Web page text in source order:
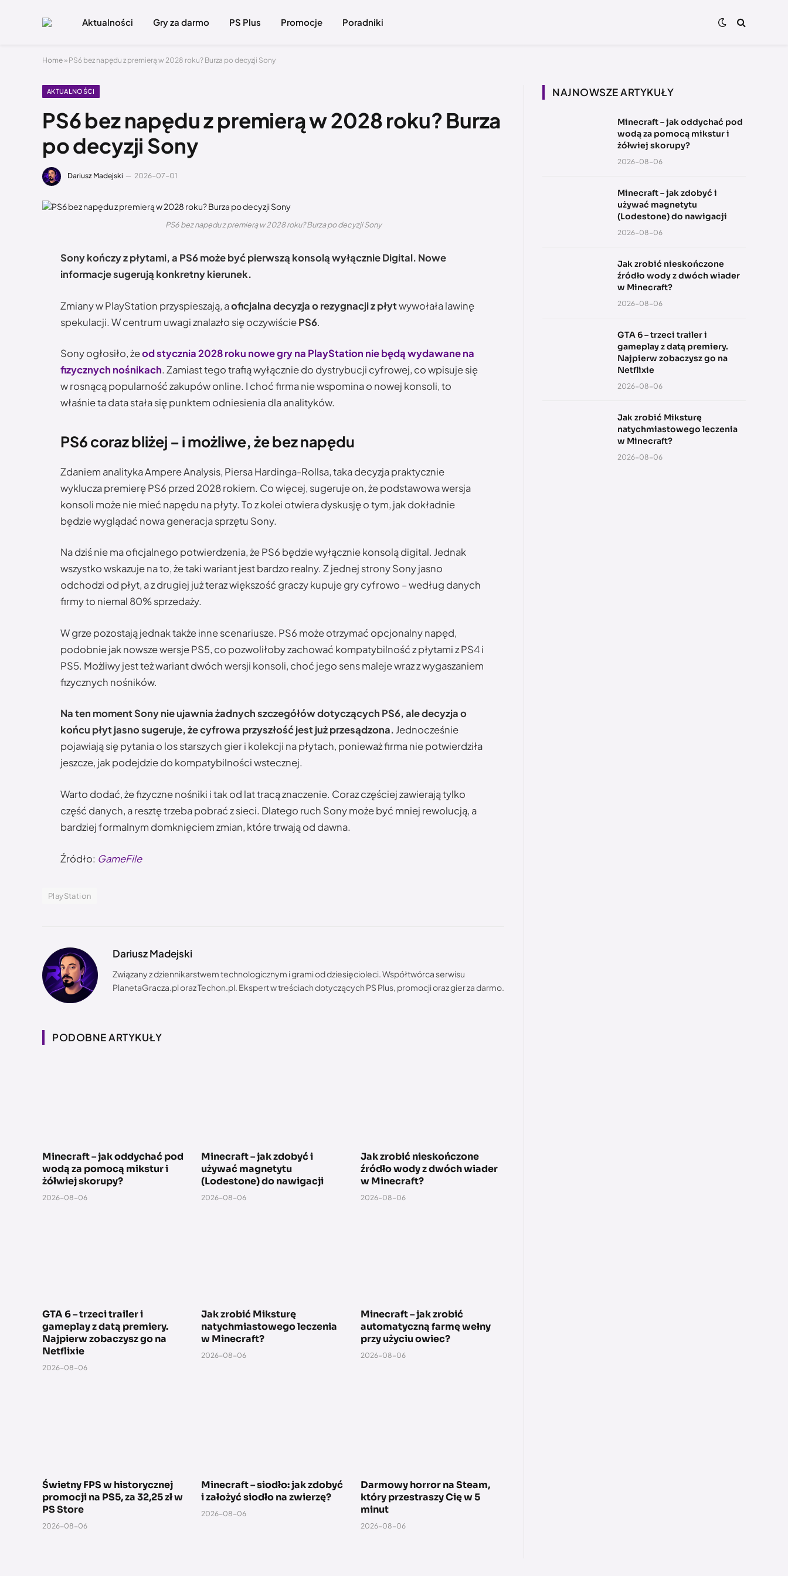
Aktualności Gry za darmo PS Plus Promocje Poradniki
Home » PS6 bez napędu z premierą w 2028 roku? Burza po decyzji Sony
AKTUALNOŚCI
PS6 bez napędu z premierą w 2028 roku? Burza
po decyzji Sony
Dariusz Madejski 2026-07-01
PS6 bez napędu z premierą w 2028 roku? Burza po decyzji Sony
Sony kończy z płytami, a PS6 może być pierwszą konsolą wyłącznie Digital. Nowe
informacje sugerują konkretny kierunek.
Zmiany w PlayStation przyspieszają, aoficjalna decyzja o rezygnacji z płytwywołała lawinę
spekulacji. W centrum uwagi znalazło się oczywiściePS6.
Sony ogłosiło, żeod stycznia 2028 roku nowe gry na PlayStation nie będą wydawane na
fizycznych nośnikach. Zamiast tego trafią wyłącznie do dystrybucji cyfrowej, co wpisuje się
w rosnącą popularność zakupów online. I choć firma nie wspomina o nowej konsoli, to
właśnie ta data stała się punktem odniesienia dla analityków.
PS6 coraz bliżej – i możliwe, że bez napędu
Zdaniem analityka Ampere Analysis, Piersa Hardinga-Rollsa, taka decyzja praktycznie
wyklucza premierę PS6 przed 2028 rokiem. Co więcej, sugeruje on, że podstawowa wersja
konsoli może nie mieć napędu na płyty. To z kolei otwiera dyskusję o tym, jak dokładnie
będzie wyglądać nowa generacja sprzętu Sony.
Na dziś nie ma oficjalnego potwierdzenia, że PS6 będzie wyłącznie konsolą digital. Jednak
wszystko wskazuje na to, że taki wariant jest bardzo realny. Z jednej strony Sony jasno
odchodzi od płyt, a z drugiej już teraz większość graczy kupuje gry cyfrowo – według danych
firmy to niemal 80% sprzedaży.
W grze pozostają jednak także inne scenariusze. PS6 może otrzymać opcjonalny napęd,
podobnie jak nowsze wersje PS5, co pozwoliłoby zachować kompatybilność z płytami z PS4 i
PS5. Możliwy jest też wariant dwóch wersji konsoli, choć jego sens maleje wraz z wygaszaniem
fizycznych nośników.
Na ten moment Sony nie ujawnia żadnych szczegółów dotyczących PS6, ale decyzja o
końcu płyt jasno sugeruje, że cyfrowa przyszłość jest już przesądzona. Jednocześnie
pojawiają się pytania o los starszych gier i kolekcji na płytach, ponieważ firma nie potwierdziła
jeszcze, jak podejdzie do kompatybilności wstecznej.
Warto dodać, że fizyczne nośniki i tak od lat tracą znaczenie. Coraz częściej zawierają tylko
część danych, a resztę trzeba pobrać z sieci. Dlatego ruch Sony może być mniej rewolucją, a
bardziej formalnym domknięciem zmian, które trwają od dawna.
Źródło: GameFile
PlayStation
Dariusz Madejski
Związany z dziennikarstwem technologicznym i grami od dziesięcioleci. Współtwórca serwisu
PlanetaGracza.pl oraz Techon.pl. Ekspert w treściach dotyczących PS Plus, promocji oraz gier za darmo.
PODOBNE ARTYKUŁY
Minecraft – jak oddychać pod
wodą za pomocą mikstur i
żółwiej skorupy?
2026-08-06
Minecraft – jak zdobyć i
używać magnetytu
(Lodestone) do nawigacji
2026-08-06
Jak zrobić nieskończone
źródło wody z dwóch wiader
w Minecraft?
2026-08-06
GTA 6 – trzeci trailer i
gameplay z datą premiery.
Najpierw zobaczysz go na
Netflixie
2026-08-06
Jak zrobić Miksturę
natychmiastowego leczenia
w Minecraft?
2026-08-06
Minecraft – jak zrobić
automatyczną farmę wełny
przy użyciu owiec?
2026-08-06
Świetny FPS w historycznej
promocji na PS5, za 32,25 zł w
PS Store
2026-08-06
Minecraft – siodło: jak zdobyć
i założyć siodło na zwierzę?
2026-08-06
Darmowy horror na Steam,
który przestraszy Cię w 5
minut
2026-08-06
NAJNOWSZE ARTYKUŁY
Minecraft – jak oddychać pod
wodą za pomocą mikstur i
żółwiej skorupy?
2026-08-06
Minecraft – jak zdobyć i
używać magnetytu
(Lodestone) do nawigacji
2026-08-06
Jak zrobić nieskończone
źródło wody z dwóch wiader
w Minecraft?
2026-08-06
GTA 6 – trzeci trailer i
gameplay z datą premiery.
Najpierw zobaczysz go na
Netflixie
2026-08-06
Jak zrobić Miksturę
natychmiastowego leczenia
w Minecraft?
2026-08-06